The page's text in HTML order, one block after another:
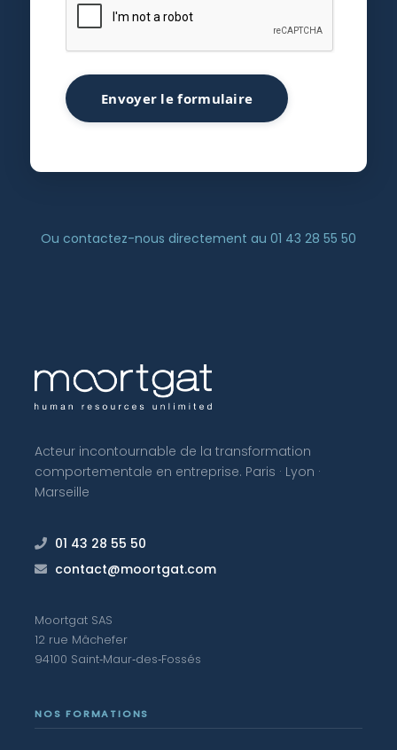
Envoyer le formulaire
Ou contactez-nous directement au 01 43 28 55 50
Acteur incontournable de la transformation
comportementale en entreprise. Paris · Lyon ·
Marseille
01 43 28 55 50
contact@moortgat.com
Moortgat SAS
12 rue Mâchefer
94100 Saint‑Maur‑des‑Fossés
NOS FORMATIONS